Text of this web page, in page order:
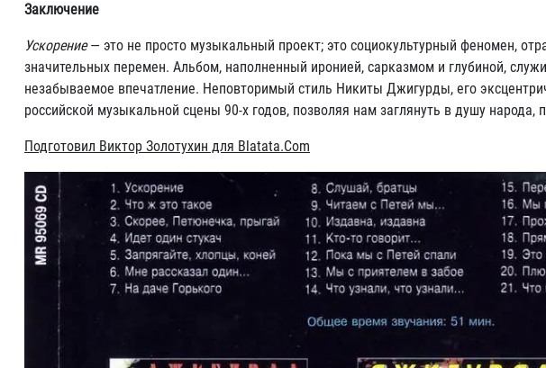
Заключение
Ускорение— это не просто музыкальный проект; это социокультурный феномен,
значительных перемен. Альбом, наполненный иронией, сарказмом и глубиной,
незабываемое впечатление. Неповторимый стиль Никиты Джигурды, его
российской музыкальной сцены 90-х годов, позволяя нам заглянуть в душу
Подготовил Виктор Золотухин для Blatata.Com